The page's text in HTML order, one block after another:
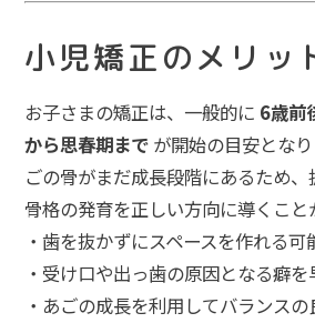
小児矯正のメリッ
お子さまの矯正は、一般的に 6歳前
から思春期まで が開始の目安とな
ごの骨がまだ成長段階にあるため
骨格の発育を正しい方向に導くこと
・歯を抜かずにスペースを作れる可
・受け口や出っ歯の原因となる癖
・あごの成長を利用してバランス